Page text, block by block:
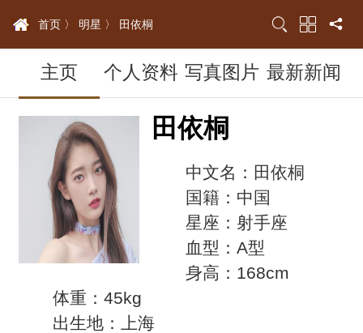
首页 〉 明星 〉 田依桐
主页 个人资料 写真图片 最新新闻
田依桐
中文名：田依桐
国籍：中国
星座：射手座
血型：A型
身高：168cm
体重：45kg
出生地：上海